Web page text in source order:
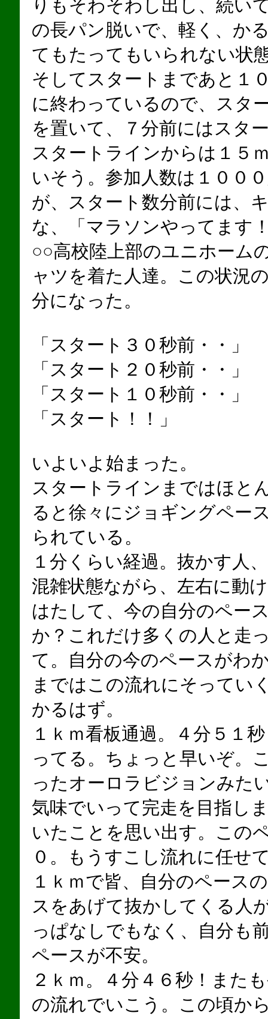
りもそわそわし出し、続い
の長パン脱いで、軽く、か
てもたってもいられない状
そしてスタートまであと１
に終わっているので、スタ
を置いて、７分前にはスタ
スタートラインからは１５
いそう。参加人数は１００
が、スタート数分前には、
な、「マラソンやってます
○○高校陸上部のユニホーム
ャツを着た人達。この状況
分になった。
「スタート３０秒前・・」
「スタート２０秒前・・」
「スタート１０秒前・・」
「スタート！！」
いよいよ始まった。
スタートラインまではほと
ると徐々にジョギングペー
られている。
１分くらい経過。抜かす人
混雑状態ながら、左右に動
はたして、今の自分のペー
か？これだけ多くの人と走
て。自分の今のペースがわ
まではこの流れにそってい
かるはず。
１ｋｍ看板通過。４分５１
ってる。ちょっと早いぞ。
ったオーロラビジョンみた
気味でいって完走を目指し
いたことを思い出す。この
０。もうすこし流れに任せ
１ｋｍで皆、自分のペース
スをあげて抜かしてくる人
っぱなしでもなく、自分も
ペースが不安。
２ｋｍ。４分４６秒！また
の流れでいこう。この頃か